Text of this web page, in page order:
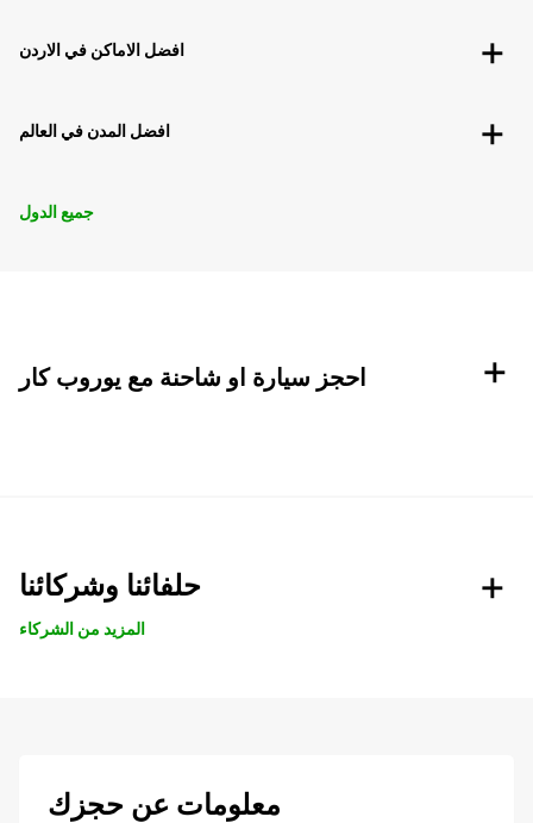
افضل الاماكن في الاردن
افضل المدن في العالم
جميع الدول
احجز سيارة او شاحنة مع يوروب كار +
حلفائنا وشركائنا
المزيد من الشركاء
معلومات عن حجزك